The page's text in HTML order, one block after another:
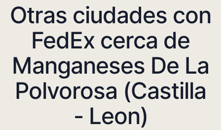
Otras ciudades con
FedEx cerca de
Manganeses De La
Polvorosa (Castilla
- Leon)